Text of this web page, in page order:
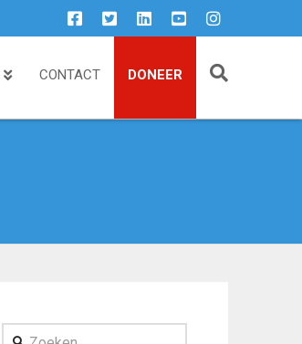
CONTACT DONEER
Zoeken